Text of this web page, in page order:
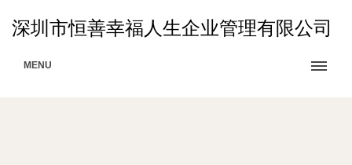
深圳市恒善幸福人生企业管理有限公司
MENU